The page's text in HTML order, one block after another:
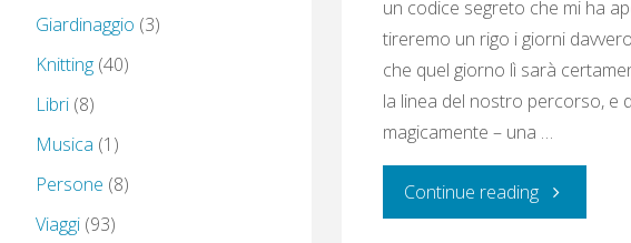
un codice segreto che mi ha
tireremo un rigo i giorni
che quel giorno lì sarà
la linea del nostro percorso, e
magicamente – una …
Continue reading"010101"
Giardinaggio (3)
Knitting (40)
Libri (8)
Musica (1)
Persone (8)
Viaggi (93)